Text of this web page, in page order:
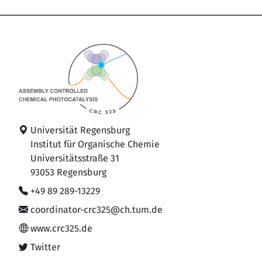
Universität Regensburg
Institut für Organische Chemie
Universitätsstraße 31
93053 Regensburg
+49 89 289-13229
coordinator-crc325@ch.tum.de
www.crc325.de
Twitter